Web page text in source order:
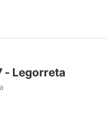
- Legorreta